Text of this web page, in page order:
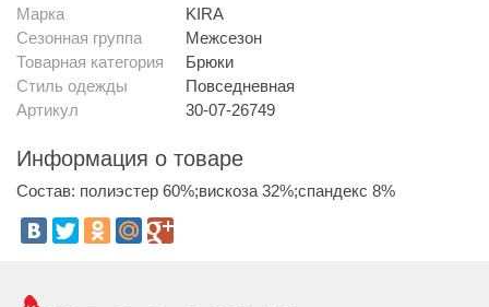
Марка
KIRA
Сезонная группа
Межсезон
Товарная категория
Брюки
Стиль одежды
Повседневная
Артикул
30-07-26749
Информация о товаре
Состав: полиэстер 60%;вискоза 32%;спандекс 8%